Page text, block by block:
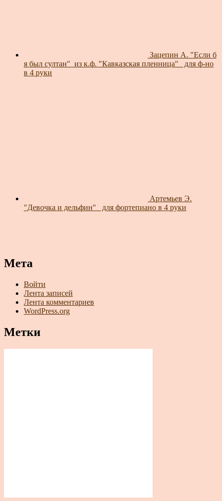
Зацепин А. "Если б
я был султан"_из к.ф. "Кавказская пленница"_ для ф-но
в 4 руки
Артемьев Э.
"Девочка и дельфин"_ для фортепиано в 4 руки
Мета
Войти
Лента записей
Лента комментариев
WordPress.org
Метки